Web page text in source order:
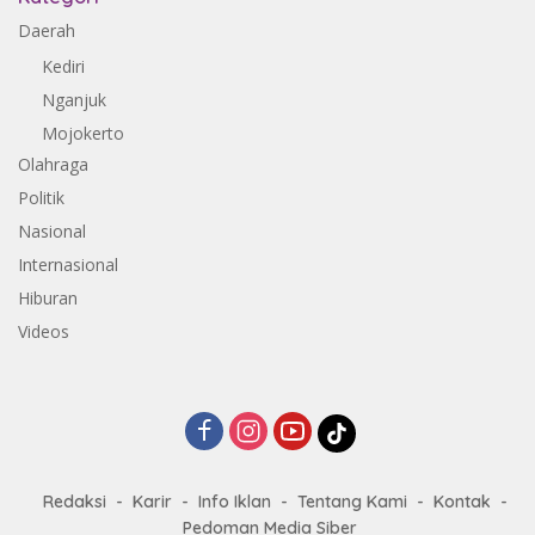
Daerah
Kediri
Nganjuk
Mojokerto
Olahraga
Politik
Nasional
Internasional
Hiburan
Videos
Redaksi Karir Info Iklan Tentang Kami
Kontak
Pedoman Media Siber